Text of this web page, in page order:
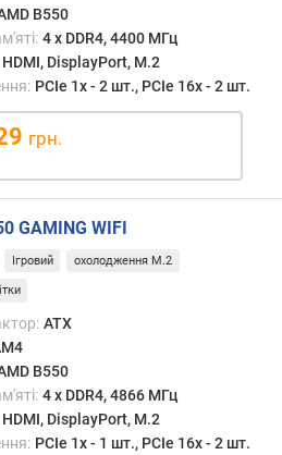
B550
4 х DDR4, 4400 МГц
HDMI, DisplayPort, M.2
PCIe 1x - 2 шт., PCIe 16x - 2 шт.
грн.
GAMING WIFI
Ігровий охолодження M.2
ATX
B550
4 х DDR4, 4866 МГц
HDMI, DisplayPort, M.2
PCIe 1x - 1 шт., PCIe 16x - 2 шт.